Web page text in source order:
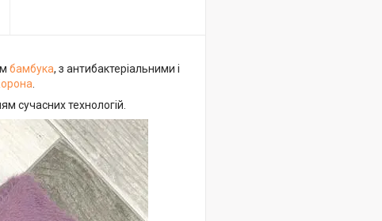
бамбука, з антибактеріальними і
сучасних технологій.